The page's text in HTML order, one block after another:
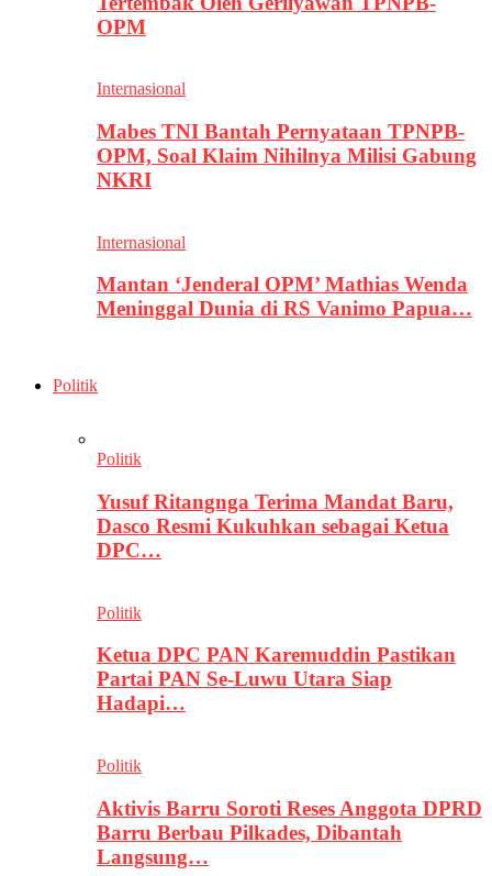
OPM
Internasional
Mabes TNI Bantah Pernyataan TPNPB-
OPM, Soal Klaim Nihilnya Milisi Gabung
NKRI
Internasional
Mantan ‘Jenderal OPM’ Mathias Wenda
Meninggal Dunia di RS Vanimo Papua…
Politik
Politik
Yusuf Ritangnga Terima Mandat Baru,
Dasco Resmi Kukuhkan sebagai Ketua
DPC…
Politik
Ketua DPC PAN Karemuddin Pastikan
Partai PAN Se-Luwu Utara Siap
Hadapi…
Politik
Aktivis Barru Soroti Reses Anggota DPRD
Barru Berbau Pilkades, Dibantah
Langsung…